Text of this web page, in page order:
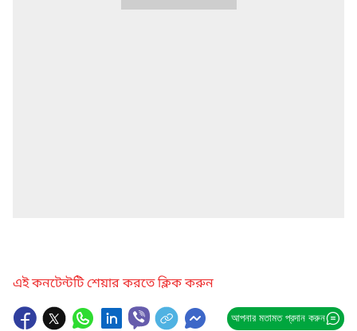
এই কনটেন্টটি শেয়ার করতে ক্লিক করুন
আপনার মতামত প্রদান করুন